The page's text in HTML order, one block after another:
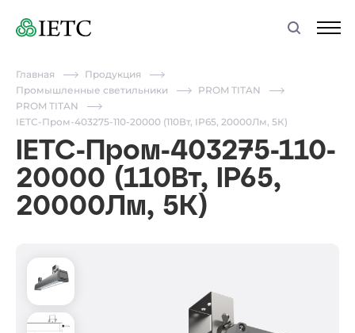
Главная
Продукция
Промышленные светильники
PROM TITAN
PROM TITAN
IETC-Пром-403275-110-20000 (110Вт, IP65, 20000Лм, 5К)
IETC-Пром-403275-110-
20000 (110Вт, IP65,
20000Лм, 5К)